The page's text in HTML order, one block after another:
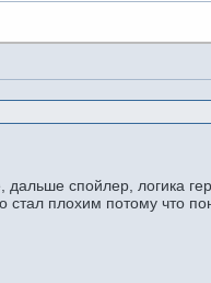
спойлер, логика
плохим потому что